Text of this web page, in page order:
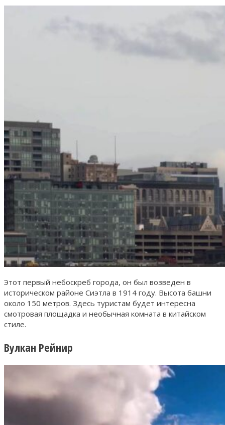
Этот первый небоскреб города, он был возведен в
историческом районе Сиэтла в 1914 году. Высота башни
около 150 метров. Здесь туристам будет интересна
смотровая площадка и необычная комната в китайском
стиле.
Вулкан Рейнир